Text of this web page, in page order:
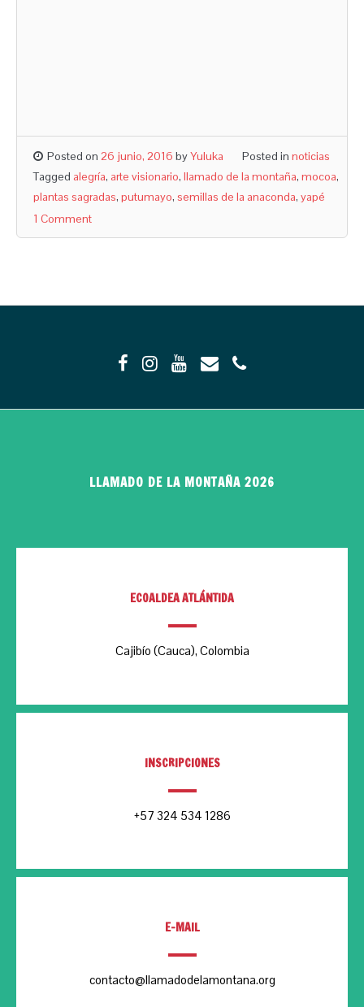
Posted on 26 junio, 2016 byYuluka Posted in noticias
Tagged alegría, arte visionario, llamado de la montaña, mocoa,
plantas sagradas, putumayo, semillas de la anaconda, yapé
1 Comment
LLAMADO DE LA MONTAÑA 2026
ECOALDEA ATLÁNTIDA
Cajibío (Cauca), Colombia
INSCRIPCIONES
+57 324 534 1286
E-MAIL
contacto@llamadodelamontana.org